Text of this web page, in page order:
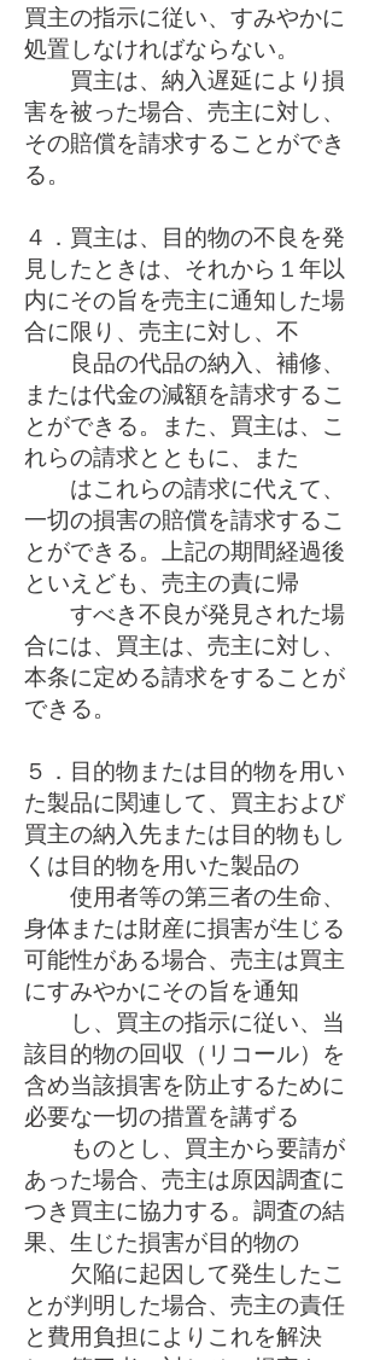
買主の指示に従い、すみやかに
処置しなければならない。
買主は、納入遅延により損
害を被った場合、売主に対し、
その賠償を請求することができ
る。
４．買主は、目的物の不良を発
見したときは、それから１年以
内にその旨を売主に通知した場
合に限り、売主に対し、不
良品の代品の納入、補修、
または代金の減額を請求するこ
とができる。また、買主は、こ
れらの請求とともに、また
はこれらの請求に代えて、
一切の損害の賠償を請求するこ
とができる。上記の期間経過後
といえども、売主の責に帰
すべき不良が発見された場
合には、買主は、売主に対し、
本条に定める請求をすることが
できる。
５．目的物または目的物を用い
た製品に関連して、買主および
買主の納入先または目的物もし
くは目的物を用いた製品の
使用者等の第三者の生命、
身体または財産に損害が生じる
可能性がある場合、売主は買主
にすみやかにその旨を通知
し、買主の指示に従い、当
該目的物の回収（リコール）を
含め当該損害を防止するために
必要な一切の措置を講ずる
ものとし、買主から要請が
あった場合、売主は原因調査に
つき買主に協力する。調査の結
果、生じた損害が目的物の
欠陥に起因して発生したこ
とが判明した場合、売主の責任
と費用負担によりこれを解決